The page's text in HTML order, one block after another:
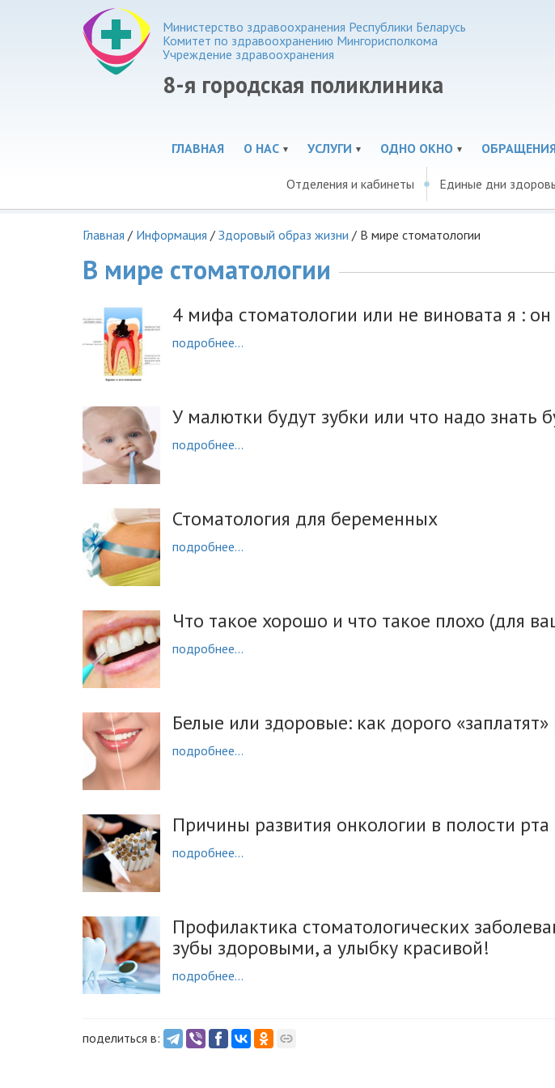
Министерство здравоохранения Республики Беларусь
Комитет по здравоохранению Мингорисполкома
Учреждение здравоохранения
8-я городская поликлиника
ГЛАВНАЯ О НАС УСЛУГИ ОДНО ОКНО
Отделения и кабинеты Единые дни
Главная / Информация / Здоровый образ жизни / В мире стоматологии
В мире стоматологии
4 мифа стоматологии или не виновата я :
подробнее...
У малютки будут зубки или что надо
подробнее...
Стоматология для беременных
подробнее...
Что такое хорошо и что такое плохо (для
подробнее...
Белые или здоровые: как дорого
подробнее...
Причины развития онкологии в полости рта
подробнее...
Профилактика стоматологических
зубы здоровыми, а улыбку красивой!
подробнее...
поделиться в: